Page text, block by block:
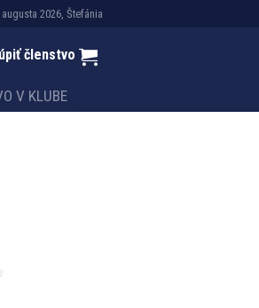
2026, Štefánia
členstvo
V KLUBE